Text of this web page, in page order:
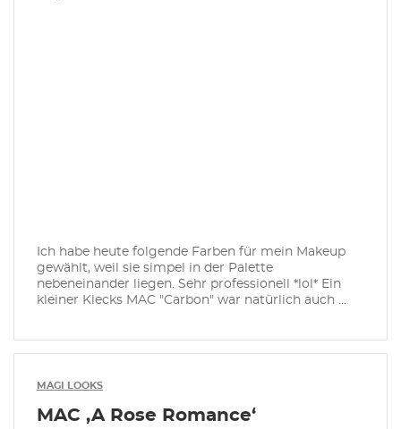
Ich habe heute folgende Farben für mein Makeup
gewählt, weil sie simpel in der Palette
nebeneinander liegen. Sehr professionell *lol* Ein
kleiner Klecks MAC "Carbon" war natürlich auch ...
MAGI LOOKS
MAC ‚A Rose Romance‘